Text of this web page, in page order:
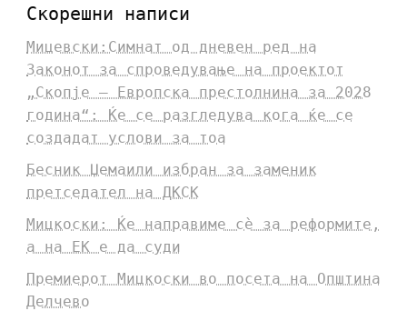
Скорешни написи
Мицевски:Симнат од дневен ред на
Законот за спроведување на проектот
„Скопје – Европска престолнина за 2028
година“: Ќе се разгледува кога ќе се
создадат услови за тоа
Бесник Џемаили избран за заменик
претседател на ДКСК
Мицкоски: Ќе направиме сè за реформите,
а на ЕК е да суди
Премиерот Мицкоски во посета на Општина
Делчево